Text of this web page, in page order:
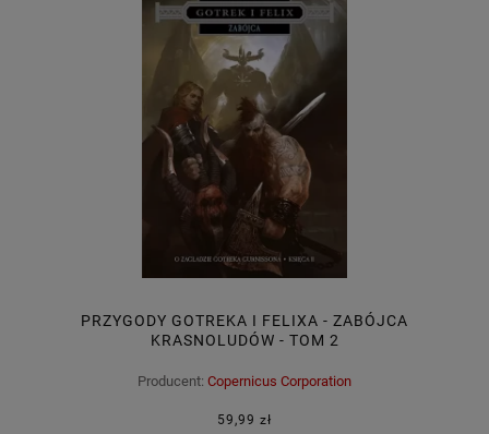
PRZYGODY GOTREKA I FELIXA - ZABÓJCA
KRASNOLUDÓW - TOM 2
Producent: Copernicus Corporation
59,99 zł